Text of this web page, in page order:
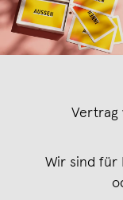
Vertrag
Wir sind für